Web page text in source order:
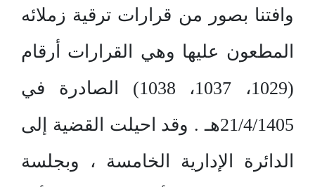
وافتنا بصور من قرارات ترقية زملائه
المطعون عليها وهي القرارات أرقام
(1029، 1037، 1038) الصادرة في
21/4/1405هـ . وقد احيلت القضية إلى
الدائرة الإدارية الخامسة ، وبجلسة